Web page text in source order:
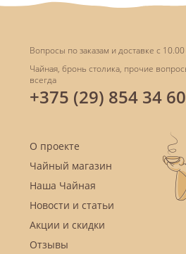
Вопросы по заказам и доставке с
Чайная, бронь столика, прочие
всегда
+375 (29) 854 34 60
О проекте
Чайный магазин
Наша Чайная
Новости и статьи
Акции и скидки
Отзывы